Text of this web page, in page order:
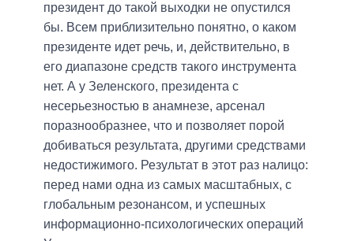
президент до такой выходки не опустился
бы. Всем приблизительно понятно, о каком
президенте идет речь, и, действительно, в
его диапазоне средств такого инструмента
нет. А у Зеленского, президента с
несерьезностью в анамнезе, арсенал
поразнообразнее, что и позволяет порой
добиваться результата, другими средствами
недостижимого. Результат в этот раз налицо:
перед нами одна из самых масштабных, с
глобальным резонансом, и успешных
информационно-психологических операций